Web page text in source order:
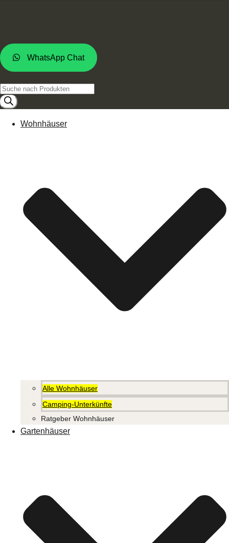
WhatsApp Chat
Products
search
Wohnhäuser
Alle Wohnhäuser
Camping-Unterkünfte
Ratgeber Wohnhäuser
Gartenhäuser